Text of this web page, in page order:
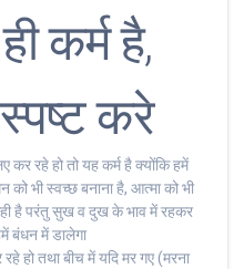
कर्म है,
करे
रहे हो तो यह कर्म है क्योंकि हमें
को भी स्वच्छ बनाना है, आत्मा को भी
है परंतु सुख व दुख के भाव में रहकर
बंधन में डालेगा
हो तथा बीच में यदि मर गए (मरना